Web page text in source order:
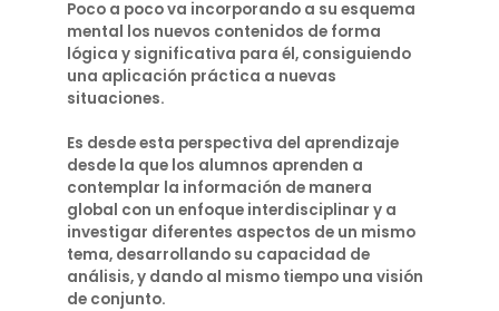
Poco a poco va incorporando a su esquema
mental los nuevos contenidos de forma
lógica y significativa para él, consiguiendo
una aplicación práctica a nuevas
situaciones.
Es desde esta perspectiva del aprendizaje
desde la que los alumnos aprenden a
contemplar la información de manera
global con un enfoque interdisciplinar y a
investigar diferentes aspectos de un mismo
tema, desarrollando su capacidad de
análisis, y dando al mismo tiempo una visión
de conjunto.